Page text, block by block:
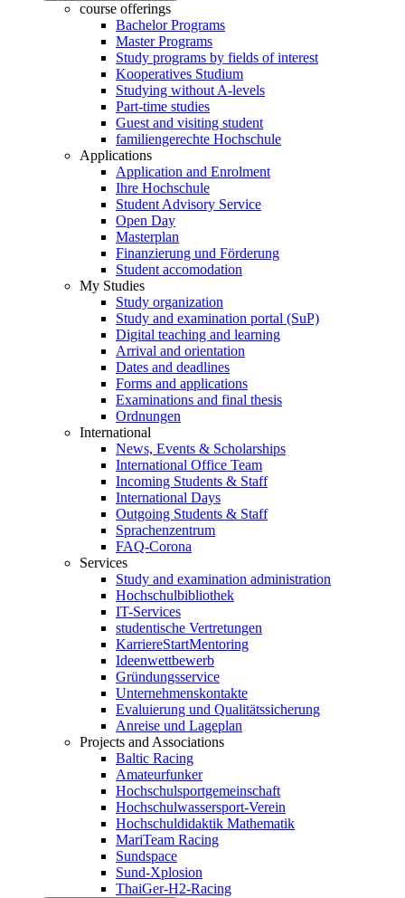
course offerings
Bachelor Programs
Master Programs
Study programs by fields of interest
Kooperatives Studium
Studying without A-levels
Part-time studies
Guest and visiting student
familiengerechte Hochschule
Applications
Application and Enrolment
Ihre Hochschule
Student Advisory Service
Open Day
Masterplan
Finanzierung und Förderung
Student accomodation
My Studies
Study organization
Study and examination portal (SuP)
Digital teaching and learning
Arrival and orientation
Dates and deadlines
Forms and applications
Examinations and final thesis
Ordnungen
International
News, Events & Scholarships
International Office Team
Incoming Students & Staff
International Days
Outgoing Students & Staff
Sprachenzentrum
FAQ-Corona
Services
Study and examination administration
Hochschulbibliothek
IT-Services
studentische Vertretungen
KarriereStartMentoring
Ideenwettbewerb
Gründungsservice
Unternehmenskontakte
Evaluierung und Qualitätssicherung
Anreise und Lageplan
Projects and Associations
Baltic Racing
Amateurfunker
Hochschulsportgemeinschaft
Hochschulwassersport-Verein
Hochschuldidaktik Mathematik
MariTeam Racing
Sundspace
Sund-Xplosion
ThaiGer-H2-Racing